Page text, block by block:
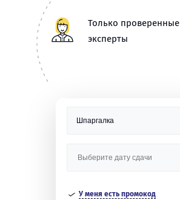
Только проверенные
эксперты
У меня есть промокод